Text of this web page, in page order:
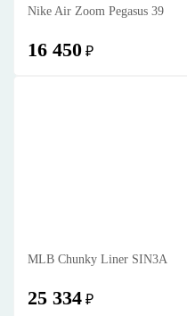
Nike Air Zoom Pegasus 39
16 450 ₽
MLB Chunky Liner SIN3A
25 334 ₽